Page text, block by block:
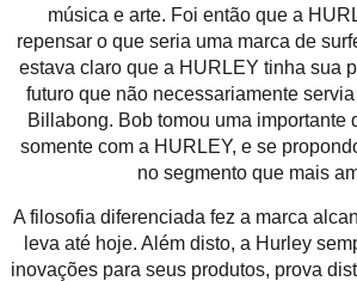
música e arte. Foi então que a
repensar o que seria uma marca de
estava claro que a HURLEY tinha sua
futuro que não necessariamente
Billabong. Bob tomou uma importante
somente com a HURLEY, e se
no segmento que mais
A filosofia diferenciada fez a marca
leva até hoje. Além disto, a Hurley
inovações para seus produtos, prova